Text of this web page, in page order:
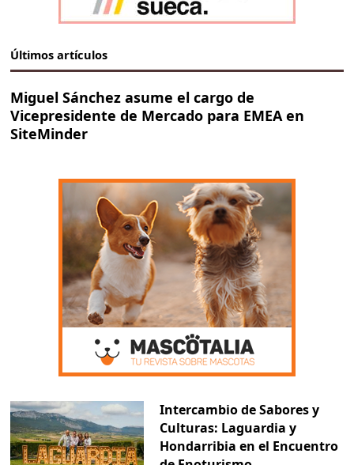
Últimos artículos
Miguel Sánchez asume el cargo de
Vicepresidente de Mercado para EMEA en
SiteMinder
Intercambio de Sabores y
Culturas: Laguardia y
Hondarribia en el Encuentro